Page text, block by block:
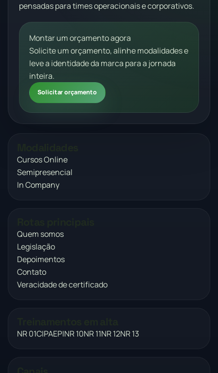
pensadas para times operacionais e corporativos.
Montar um orçamento agora
Solicite um orçamento, alinhe modalidades e
leve a identidade da marca para a jornada
inteira.
Solicitar orçamento
Cursos Online
Semipresencial
In Company
Quem somos
Legislação
Depoimentos
Contato
Veracidade de certificado
NR 01CIPAEPINR 10NR 11NR 12NR 13